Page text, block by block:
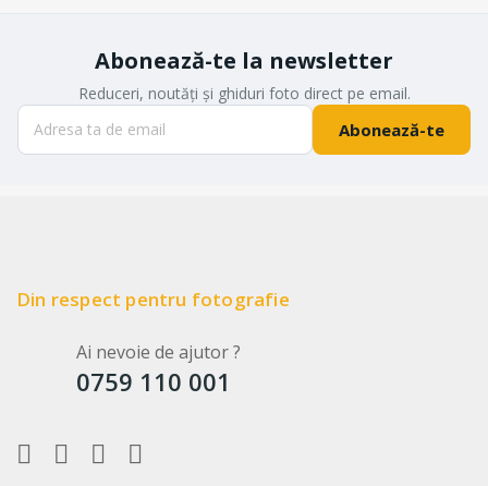
Abonează-te la newsletter
Reduceri, noutăți și ghiduri foto direct pe email.
Abonează-te
Din respect pentru fotografie
Ai nevoie de ajutor ?
0759 110 001